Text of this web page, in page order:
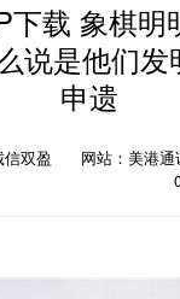
下载 象棋明
说是他们发
申遗
双盈 网站：美港通